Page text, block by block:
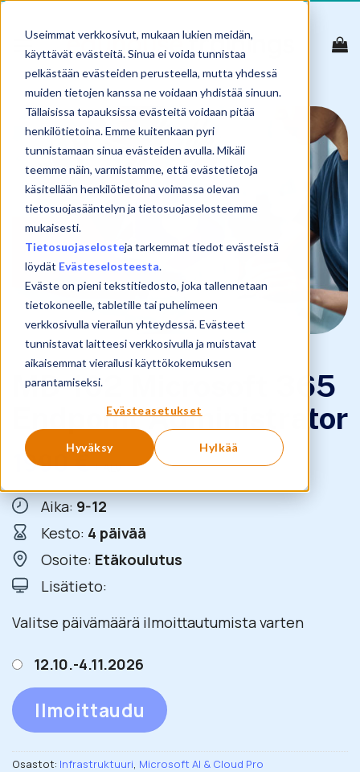
Useimmat verkkosivut, mukaan lukien meidän,
käyttävät evästeitä. Sinua ei voida tunnistaa
pelkästään evästeiden perusteella, mutta yhdessä
muiden tietojen kanssa ne voidaan yhdistää sinuun.
Tällaisissa tapauksissa evästeitä voidaan pitää
henkilötietoina. Emme kuitenkaan pyri
tunnistamaan sinua evästeiden avulla. Mikäli
teemme näin, varmistamme, että evästetietoja
käsitellään henkilötietoina voimassa olevan
tietosuojasääntelyn ja tietosuojaselosteemme
mukaisesti.
Tietosuojaselosteja tarkemmat tiedot evästeistä
löydät Evästeselosteesta.
Eväste on pieni tekstitiedosto, joka tallennetaan
tietokoneelle, tabletille tai puhelimeen
verkkosivulla vierailun yhteydessä. Evästeet
tunnistavat laitteesi verkkosivulla ja muistavat
aikaisemmat vierailusi käyttökokemuksen
parantamiseksi.
Evästeasetukset
Hyväksy Hylkää
Skip
content
MD-102 Microsoft 365
Endpoint Administrator
1990€ + ALV
Aika: 9-12
Kesto: 4 päivää
Osoite: Etäkoulutus
Lisätieto:
Valitse päivämäärä ilmoittautumista varten
12.10.-4.11.2026
Ilmoittaudu
Osastot: Infrastruktuuri, Microsoft AI & Cloud Pro